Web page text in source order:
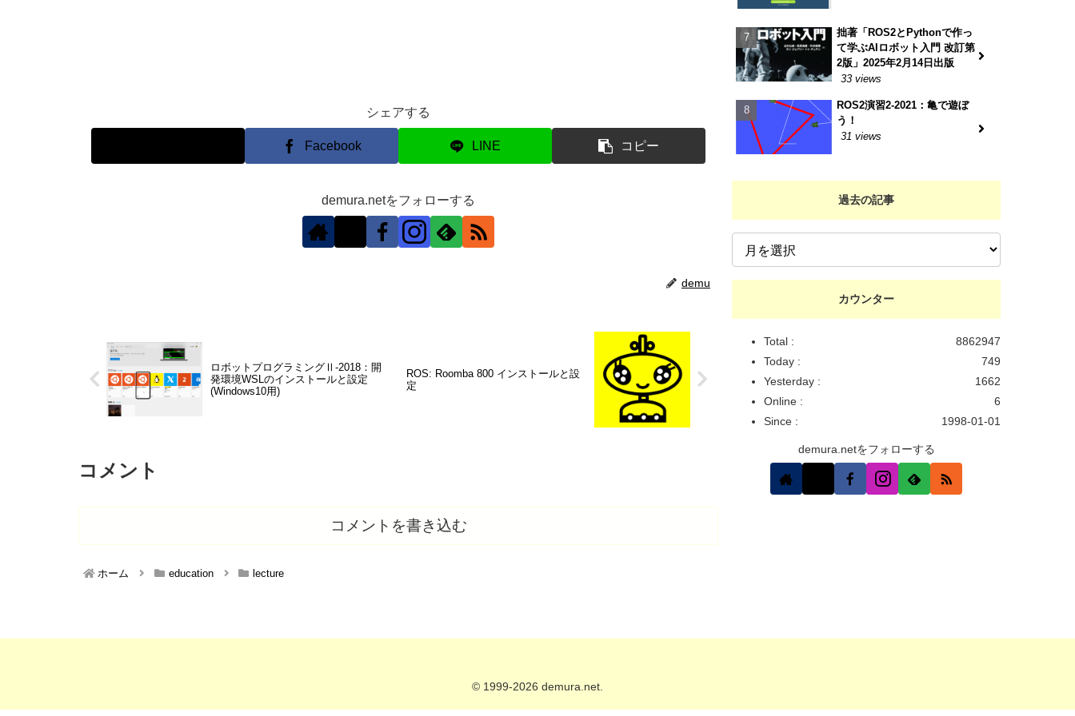
シェアする
Facebook LINE コピー
demura.netをフォローする
demu
ロボットプログラミングⅡ-2018：開
発環境WSLのインストールと設定
(Windows10用)
ROS: Roomba 800 インストールと設
定
コメント
コメントを書き込む
ホーム education lecture
拙著「ROS2とPythonで作っ
て学ぶAIロボット入門 改訂第
2版」2025年2月14日出版
33 views
ROS2演習2-2021：亀で遊ぼ
う！
31 views
過去の記事
カウンター
8862947
Total :
749
Today :
1662
Yesterday :
6
Online :
1998-01-01
Since :
demura.netをフォローする
© 1999-2026 demura.net.